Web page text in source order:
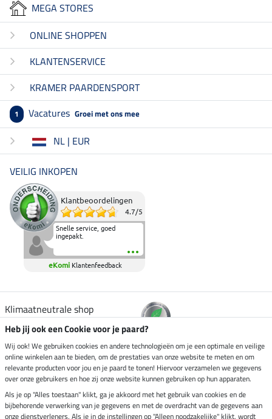
MEGA STORES
ONLINE SHOPPEN
KLANTENSERVICE
KRAMER PAARDENSPORT
1 Vacatures Groei met ons mee
NL | EUR
VEILIG INKOPEN
Klantbeoordelingen
4.7/5
Snelle service, goed
ingepakt.
eKomi Klantenfeedback
Klimaatneutrale shop
Verzending per
Veilig betalen met
Heb jij ook een Cookie voor je paard?
Wij ook! We gebruiken cookies en andere technologieën om je een optimale en veilige
online winkelen aan te bieden, om de prestaties van onze website te meten en om
relevante producten voor jou en je paard te tonen! Hiervoor verzamelen we gegevens
over onze gebruikers en hoe zij onze website kunnen gebruiken op hun apparaten.
Als je op "Alles toestaan" klikt, ga je akkoord met het gebruik van cookies en de
bijbehorende verwerking van je gegevens en met de overdracht van de gegevens aan
onze dienstverleners. Als je in de instellingen op "Alleen noodzakelijke" klikt, wordt